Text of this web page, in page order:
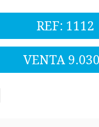
REF: 1112
VENTA